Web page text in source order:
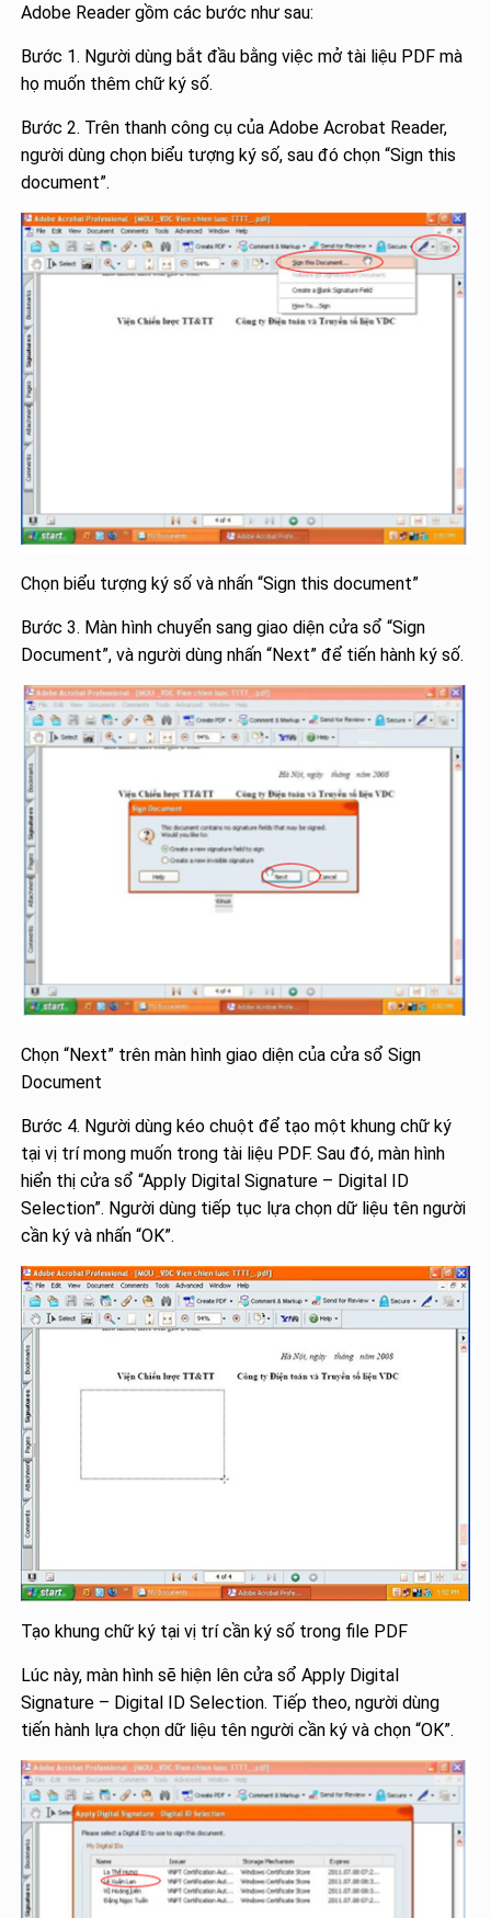
Adobe Reader gồm các bước như sau:
Bước 1. Người dùng bắt đầu bằng việc mở tài liệu PDF mà
họ muốn thêm chữ ký số.
Bước 2. Trên thanh công cụ của Adobe Acrobat Reader,
người dùng chọn biểu tượng ký số, sau đó chọn “Sign this
document”.
Chọn biểu tượng ký số và nhấn “Sign this document”
Bước 3. Màn hình chuyển sang giao diện cửa sổ “Sign
Document”, và người dùng nhấn “Next” để tiến hành ký số.
Chọn “Next” trên màn hình giao diện của cửa sổ Sign
Document
Bước 4. Người dùng kéo chuột để tạo một khung chữ ký
tại vị trí mong muốn trong tài liệu PDF. Sau đó, màn hình
hiển thị cửa sổ “Apply Digital Signature – Digital ID
Selection”. Người dùng tiếp tục lựa chọn dữ liệu tên người
cần ký và nhấn “OK”.
Tạo khung chữ ký tại vị trí cần ký số trong file PDF
Lúc này, màn hình sẽ hiện lên cửa sổ Apply Digital
Signature – Digital ID Selection. Tiếp theo, người dùng
tiến hành lựa chọn dữ liệu tên người cần ký và chọn “OK”.